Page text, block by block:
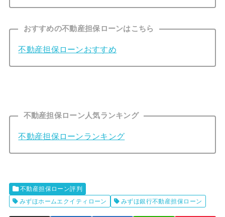
おすすめの不動産担保ローンはこちら
不動産担保ローンおすすめ
不動産担保ローン人気ランキング
不動産担保ローンランキング
不動産担保ローン評判
みずほホームエクイティローン みずほ銀行不動産担保ローン